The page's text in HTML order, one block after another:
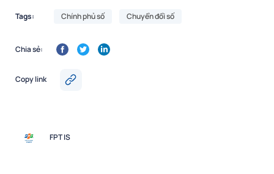
Tags: Chính phủ số Chuyển đổi số
Chia sẻ:
Copy link
FPT IS